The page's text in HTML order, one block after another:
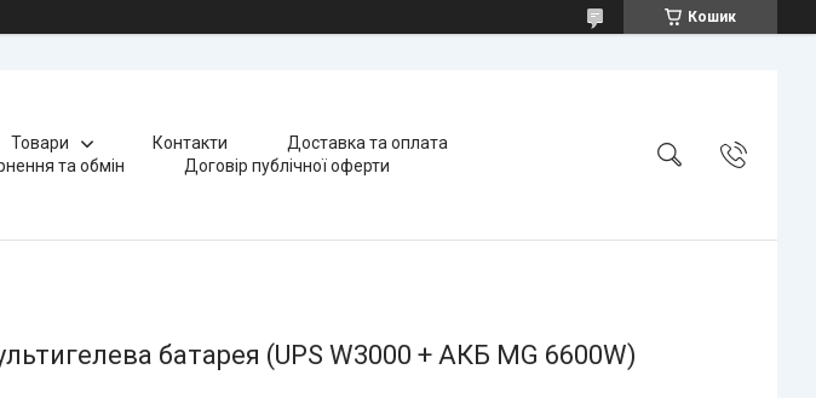
Кошик
Товари Контакти
Доставка та оплата
та обмін
Договір публічної оферти
батарея (UPS W3000 + АКБ MG 6600W)